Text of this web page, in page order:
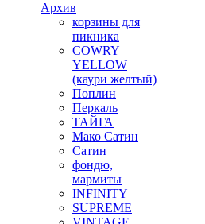
Архив
корзины для
пикника
COWRY
YELLOW
(каури желтый)
Поплин
Перкаль
ТАЙГА
Мако Сатин
Сатин
фондю,
мармиты
INFINITY
SUPREME